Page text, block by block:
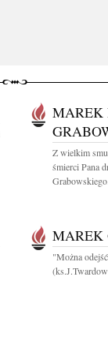
MAREK
Z wielkim
śmierci Pana
MAREK
"Można